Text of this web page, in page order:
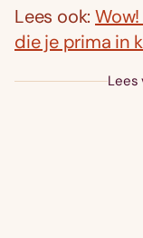
Lees ook:
die je prima in
Lees